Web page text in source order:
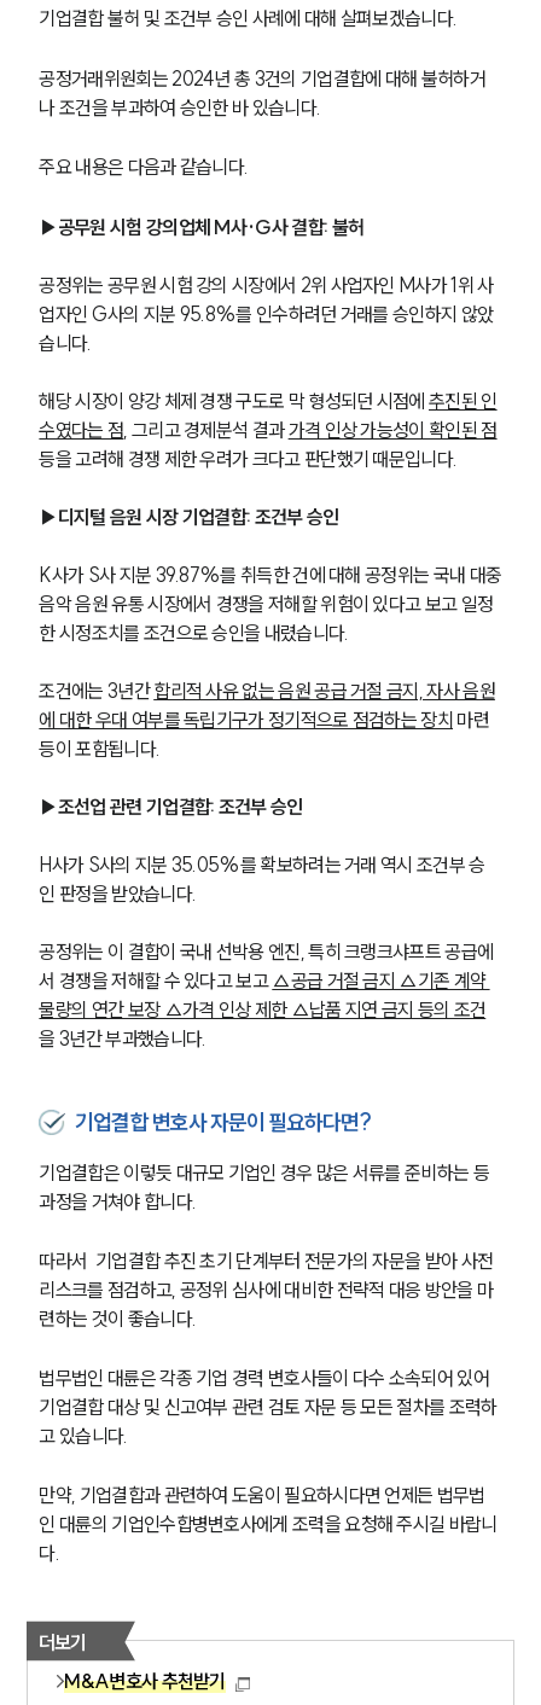
기업결합 불허 및 조건부 승인 사례에 대해 살펴보겠습니다.
공정거래위원회는 2024년 총 3건의 기업결합에 대해 불허하거
나 조건을 부과하여 승인한 바 있습니다.
주요 내용은 다음과 같습니다.
▶공무원 시험 강의업체 M사·G사 결합: 불허
공정위는 공무원 시험 강의 시장에서 2위 사업자인 M사가 1위 사
업자인 G사의 지분 95.8%를 인수하려던 거래를 승인하지 않았
습니다.
해당 시장이 양강 체제 경쟁 구도로 막 형성되던 시점에 추진된 인
수였다는 점, 그리고 경제분석 결과 가격 인상 가능성이 확인된 점
등을 고려해 경쟁 제한 우려가 크다고 판단했기 때문입니다.
▶디지털 음원 시장 기업결합: 조건부 승인
K사가 S사 지분 39.87%를 취득한 건에 대해 공정위는 국내 대중
음악 음원 유통 시장에서 경쟁을 저해할 위험이 있다고 보고 일정
한 시정조치를 조건으로 승인을 내렸습니다.
조건에는 3년간 합리적 사유 없는 음원 공급 거절 금지, 자사 음원
에 대한 우대 여부를 독립기구가 정기적으로 점검하는 장치 마련
등이 포함됩니다.
▶조선업 관련 기업결합: 조건부 승인
H사가 S사의 지분 35.05%를 확보하려는 거래 역시 조건부 승
인 판정을 받았습니다.
공정위는 이 결합이 국내 선박용 엔진, 특히 크랭크샤프트 공급에
서 경쟁을 저해할 수 있다고 보고 △공급 거절 금지 △기존 계약
물량의 연간 보장 △가격 인상 제한 △납품 지연 금지 등의 조건
을 3년간 부과했습니다.
기업결합 변호사 자문이 필요하다면?
기업결합은 이렇듯 대규모 기업인 경우 많은 서류를 준비하는 등
과정을 거쳐야 합니다.
따라서  기업결합 추진 초기 단계부터 전문가의 자문을 받아 사전
리스크를 점검하고, 공정위 심사에 대비한 전략적 대응 방안을 마
련하는 것이 좋습니다.
법무법인 대륜은 각종 기업 경력 변호사들이 다수 소속되어 있어
기업결합 대상 및 신고여부 관련 검토 자문 등 모든 절차를 조력하
고 있습니다.
만약, 기업결합과 관련하여 도움이 필요하시다면 언제든 법무법
인 대륜의 기업인수합병변호사에게 조력을 요청해 주시길 바랍니
다.
더보기
M&A변호사 추천받기